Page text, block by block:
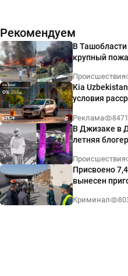
Рекомендуем
В
крупный
Происшествия
Kia
условия
годовых
Реклама 8471
В Джизаке в
летняя
Происшествия
Присвоено
вынесен
Ташкенте
Криминал